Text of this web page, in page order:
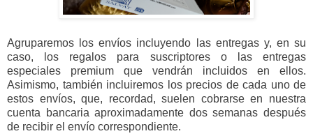
Agruparemos los envíos incluyendo las entregas y, en su
caso, los regalos para suscriptores o las entregas
especiales premium que vendrán incluidos en ellos.
Asimismo, también incluiremos los precios de cada uno de
estos envíos, que, recordad, suelen cobrarse en nuestra
cuenta bancaria aproximadamente dos semanas después
de recibir el envío correspondiente.